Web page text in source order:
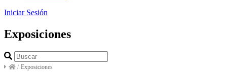
Iniciar Sesión
Exposiciones
/ Exposiciones